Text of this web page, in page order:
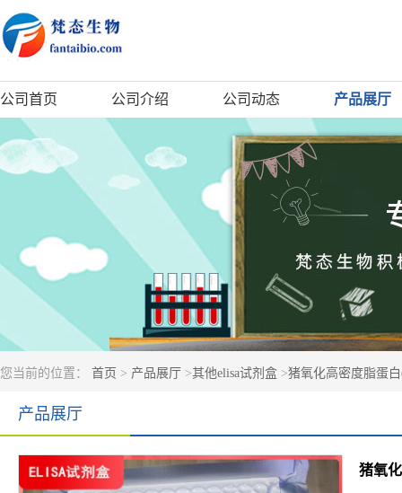
公司首页 公司介绍 公司动态 产品展厅
您当前的位置： 首页 > 产品展厅 >其他elisa试剂盒 >猪氧化高密度脂蛋
产品展厅
猪氧